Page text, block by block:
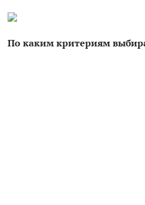
По каким критериям